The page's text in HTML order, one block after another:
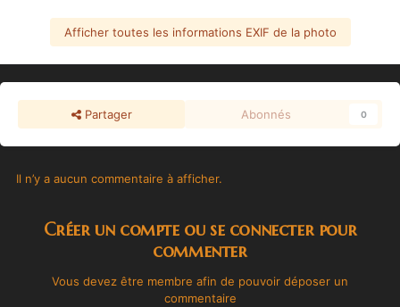
Afficher toutes les informations EXIF de la photo
Partager Abonnés 0
Il n’y a aucun commentaire à afficher.
Créer un compte ou se connecter pour
commenter
Vous devez être membre afin de pouvoir déposer un
commentaire